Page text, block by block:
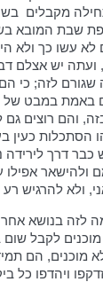
מקבלים
שבת המובא
עשו כך ולא
ועתה יש אצלם
שגורם לזה;
באמת במבט של
והם רוצים
הסתכלות כעין
כבר דרך לירידה
ולהישאר אפילו
ולא להרגיש רע
לזה בנושא
לקבל
מוכנים, הם
ויהדפו כל